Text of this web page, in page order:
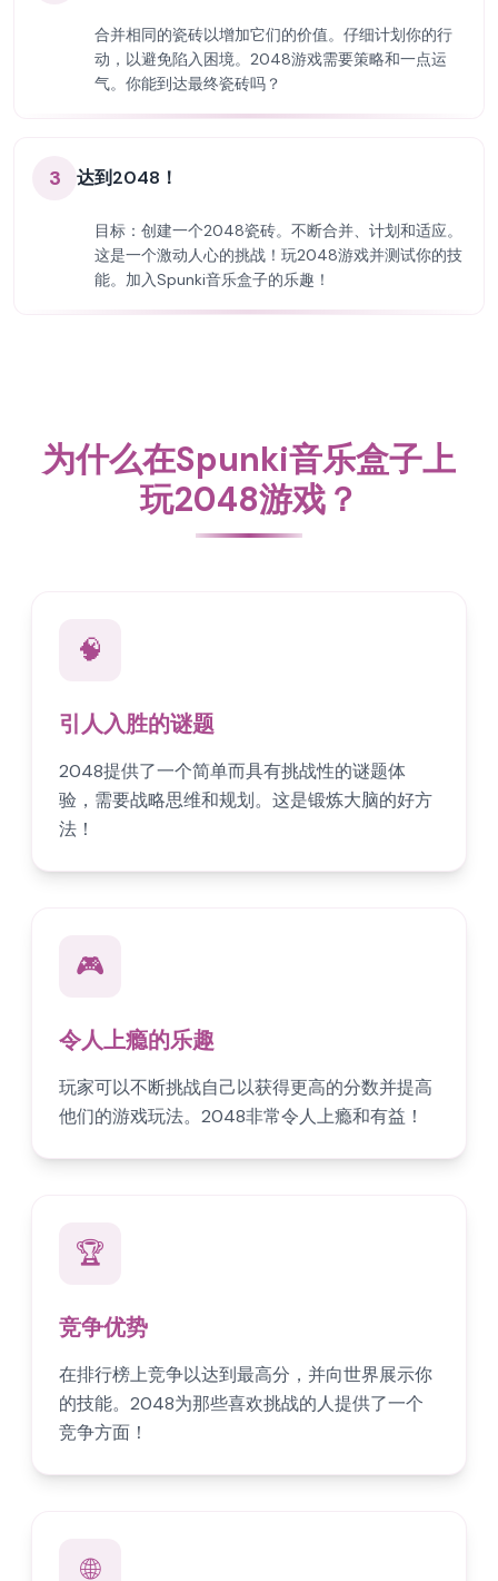
合并相同的瓷砖以增加它们的价值。仔细计划你的行
动，以避免陷入困境。2048游戏需要策略和一点运
气。你能到达最终瓷砖吗？
3 达到2048！
目标：创建一个2048瓷砖。不断合并、计划和适应。
这是一个激动人心的挑战！玩2048游戏并测试你的技
能。加入Spunki音乐盒子的乐趣！
为什么在Spunki音乐盒子上
玩2048游戏？
🧠
引人入胜的谜题
2048提供了一个简单而具有挑战性的谜题体
验，需要战略思维和规划。这是锻炼大脑的好方
法！
🎮
令人上瘾的乐趣
玩家可以不断挑战自己以获得更高的分数并提高
他们的游戏玩法。2048非常令人上瘾和有益！
🏆
竞争优势
在排行榜上竞争以达到最高分，并向世界展示你
的技能。2048为那些喜欢挑战的人提供了一个
竞争方面！
🌐